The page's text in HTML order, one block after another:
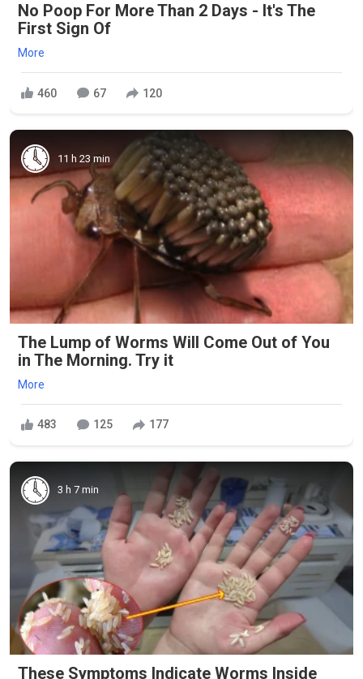
No Poop For More Than 2 Days - It's The
First Sign Of
More
460 67 120
11 h 23 min
The Lump of Worms Will Come Out of You
in The Morning. Try it
More
483 125 177
3 h 7 min
These Symptoms Indicate Worms Inside